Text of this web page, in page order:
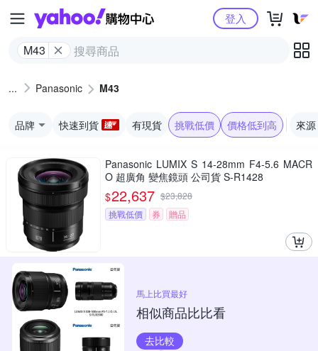
Yahoo購物中心
M43
登入
Panasonic M43
品牌 快速到貨 有現貨 挑戰低價 價格低到高 來源
Panasonic LUMIX S 14-28mm F4-5.6 MACR
O 超廣角 變焦鏡頭 公司貨 S-R1428
$22,637 $23,828
挑戰低價
券 贈品
馬上比買最好
相似商品比比看
去比較